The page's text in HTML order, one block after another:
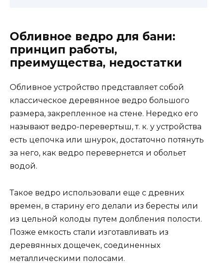
Обливное ведро для бани:
принцип работы,
преимущества, недостатки
Обливное устройство представляет собой
классическое деревянное ведро большого
размера, закрепленное на стене. Нередко его
называют ведро-перевертыш, т. к. у устройства
есть цепочка или шнурок, достаточно потянуть
за него, как ведро перевернется и обольет
водой.
Такое ведро использовали еще с древних
времен, в старину его делали из бересты или
из цельной колоды путем долбления полости.
Позже емкость стали изготавливать из
деревянных дощечек, соединенных
металлическими полосами.